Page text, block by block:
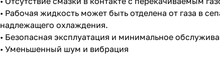
• Рабочая жидкость может быть отделена от газа в
надлежащего охлаждения.
• Безопасная эксплуатация и минимальное
• Уменьшенный шум и вибрация